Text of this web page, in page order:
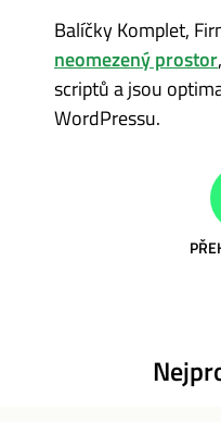
Balíčky Komplet,
neomezený prostor
scriptů a jsou
WordPressu.